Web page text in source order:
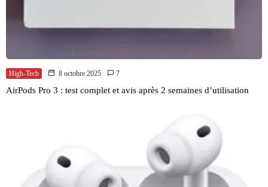
High-Tech 8 octobre 2025 7
AirPods Pro 3 : test complet et avis après 2 semaines d’utilisation